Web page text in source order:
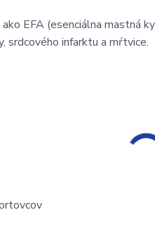
EFA (esenciálna mastná
srdcového infarktu a mŕtvice.